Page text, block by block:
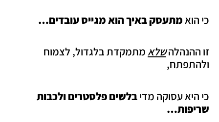
כי הואמתעסק באיך הוא מגייס עובדים…
זו ההנהלהשלאמתמקדת בלגדול, לצמוח
ולהתפתח,
כי היא עסוקה מדיבלשים פלסטרים ולכבות
שריפות…